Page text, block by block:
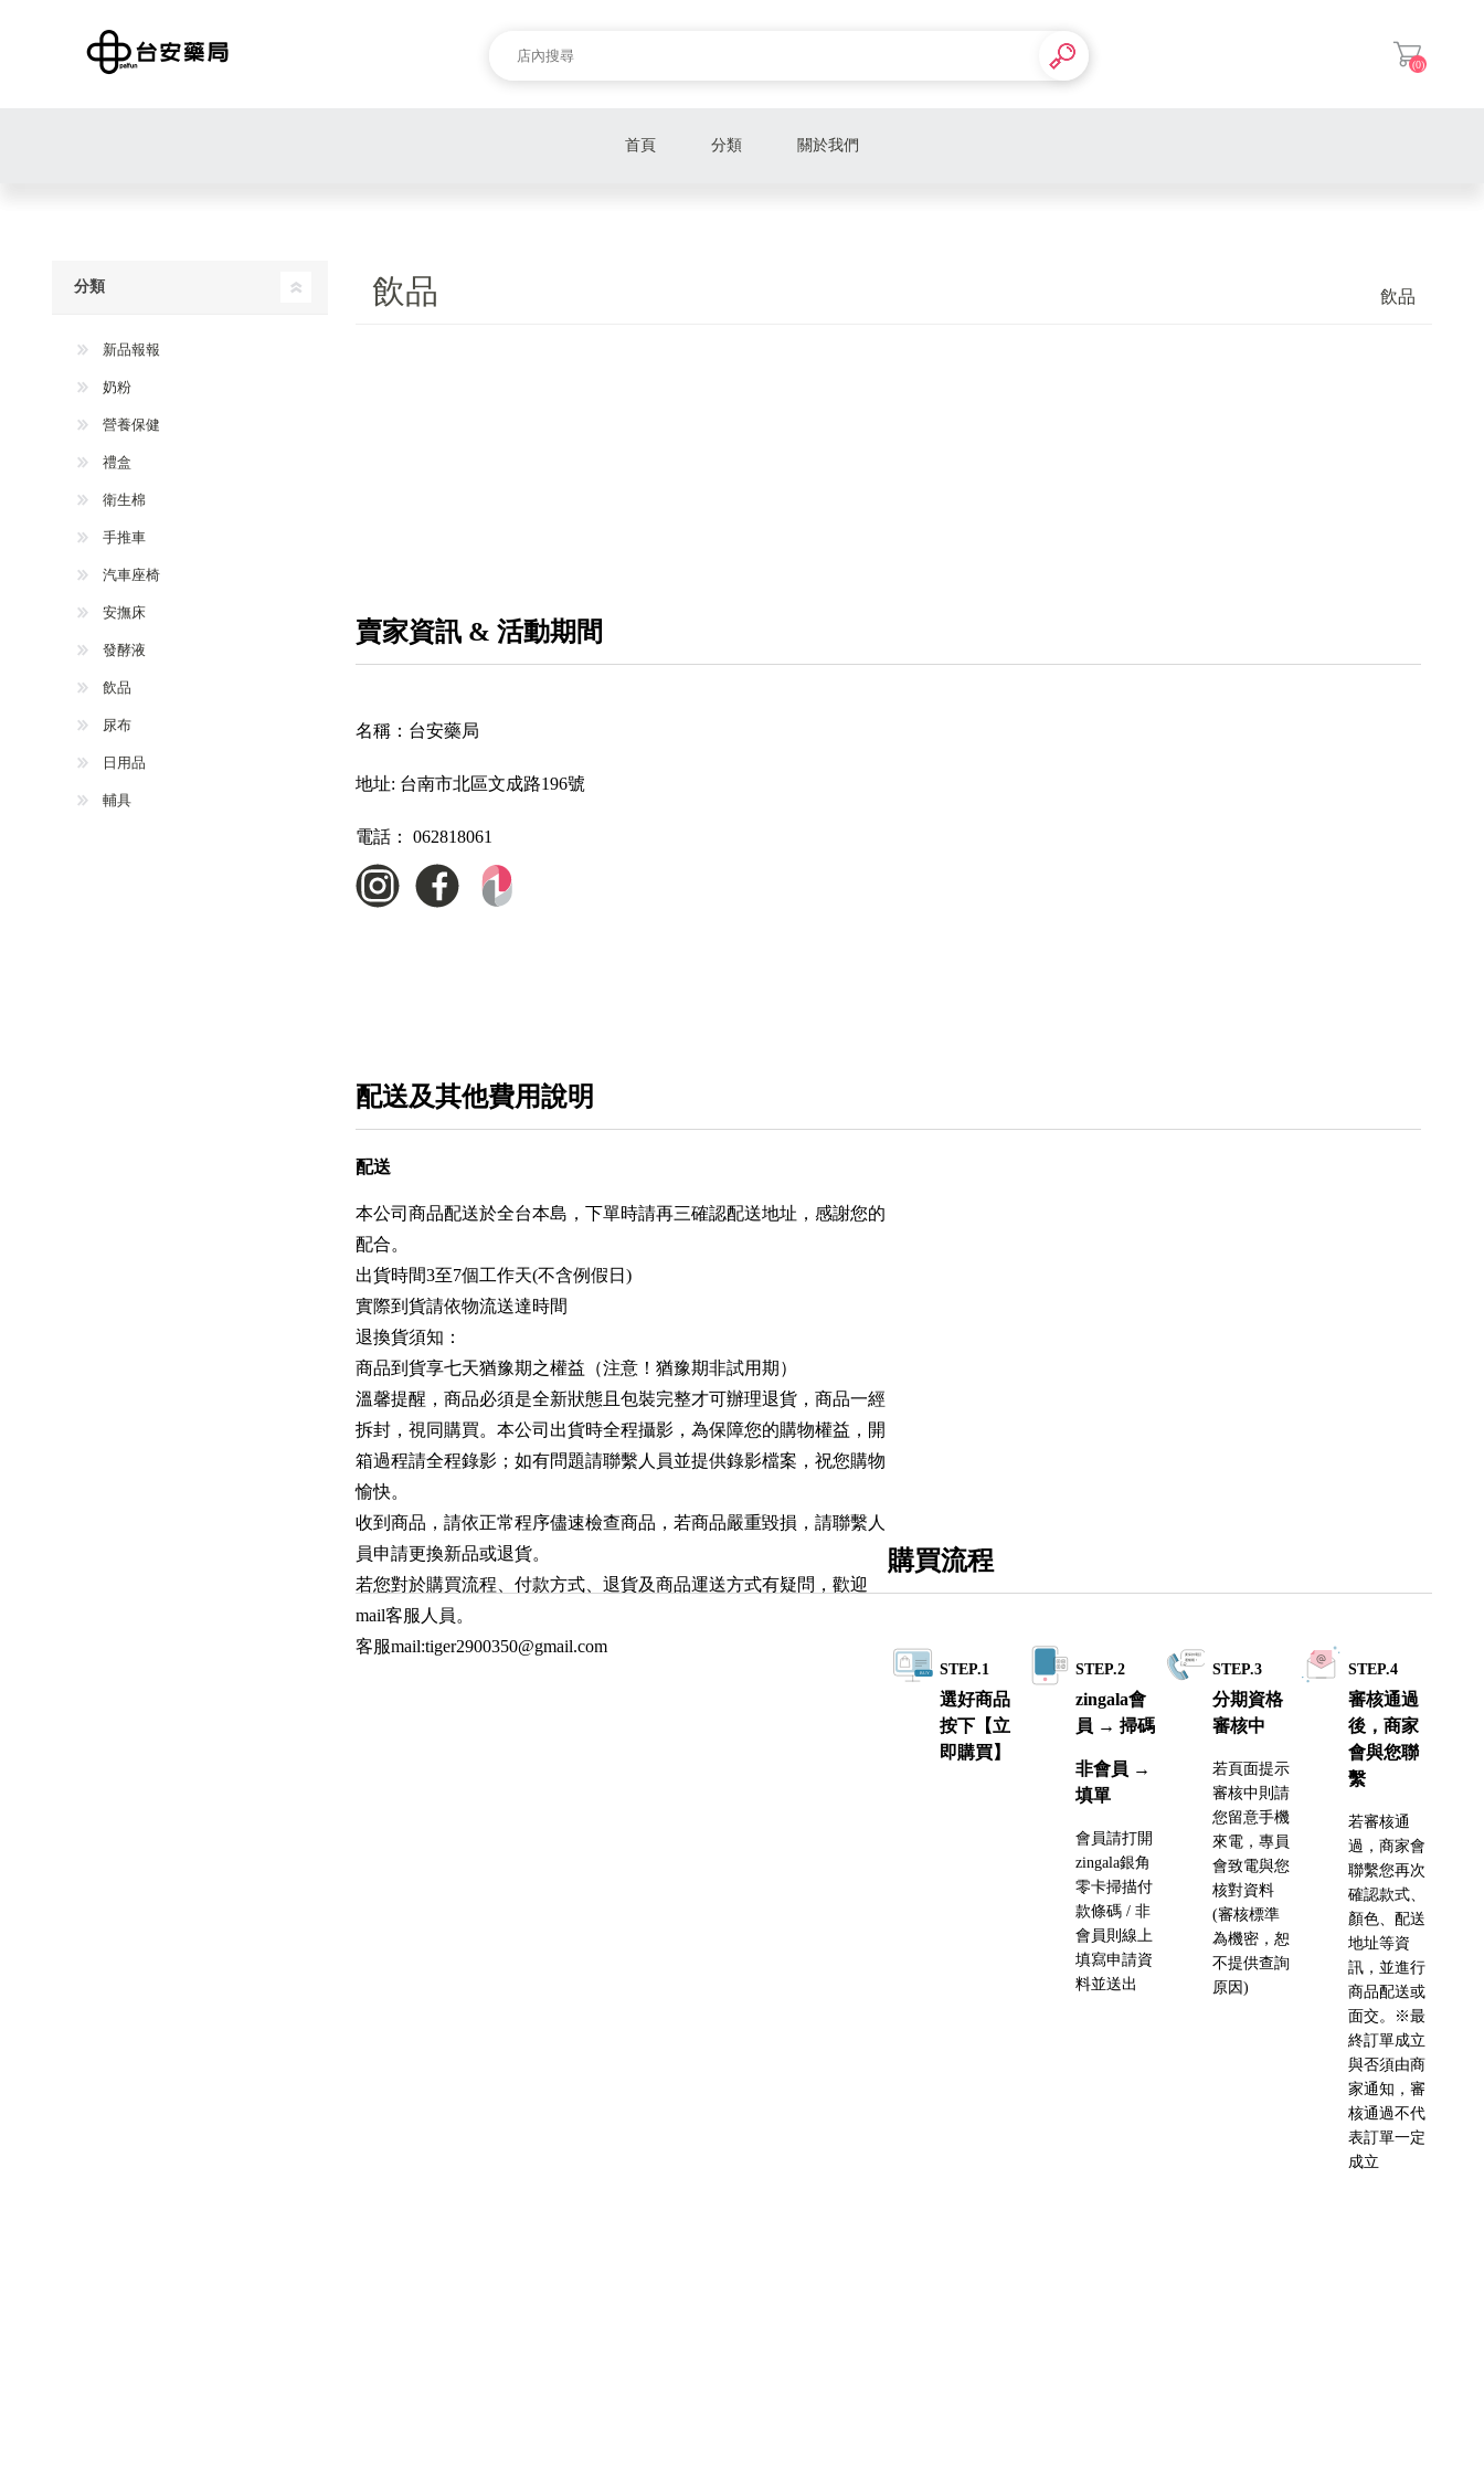
(0)
首頁 分類
尿布 成人尿布
關於我們
飲品 飲品
賣家資訊 & 活動期間
名稱： 台安藥局
地址: 台南市北區文成路196號
電話： 062818061
配送及其他費用說明
配送
本公司商品配送於全台本島，下單時請再三確認配送地址，感謝您的
配合。
出貨時間3至7個工作天(不含例假日)
實際到貨請依物流送達時間
退換貨須知：
商品到貨享七天猶豫期之權益（注意！猶豫期非試用期）
溫馨提醒，商品必須是全新狀態且包裝完整才可辦理退貨，商品一經
拆封，視同購買。本公司出貨時全程攝影，為保障您的購物權益，開
箱過程請全程錄影；如有問題請聯繫人員並提供錄影檔案，祝您購物
愉快。
收到商品，請依正常程序儘速檢查商品，若商品嚴重毀損，請聯繫人
員申請更換新品或退貨。
若您對於購買流程、付款方式、退貨及商品運送方式有疑問，歡迎
mail客服人員。
客服mail:tiger2900350@gmail.com
購買流程
STEP.1
選好商品
按下【立
即購買】
STEP.2
zingala會
員 → 掃碼
非會員 →
填單
會員請打開
zingala銀角
零卡掃描付
款條碼 / 非
會員則線上
填寫申請資
料並送出
STEP.3
分期資格
審核中
若頁面提示
審核中則請
您留意手機
來電，專員
會致電與您
核對資料
(審核標準
為機密，恕
不提供查詢
原因)
STEP.4
審核通過
後，商家
會與您聯
繫
若審核通
過，商家會
聯繫您再次
確認款式、
顏色、配送
地址等資
訊，並進行
商品配送或
面交。※最
終訂單成立
與否須由商
家通知，審
核通過不代
表訂單一定
成立
分類
新品報報
奶粉
營養保健
禮盒
衛生棉
手推車
汽車座椅
安撫床
發酵液
飲品
尿布
日用品
輔具